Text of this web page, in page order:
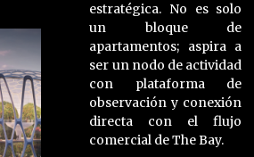
estratégica. No es solo
un bloque de
apartamentos; aspira a
ser un nodo de actividad
con plataforma de
observación y conexión
directa con el flujo
comercial de The Bay.